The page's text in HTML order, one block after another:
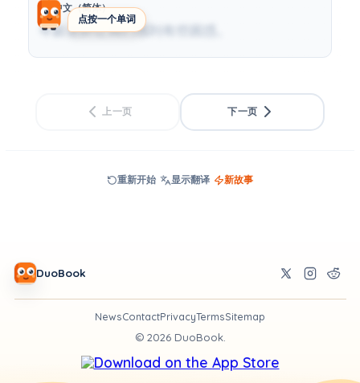
点按一个单词
中文（简体）
年龄差距让我们感到有些困惑。
上一页 下一页
重新开始 显示翻译 新故事
DuoBook
NewsContactPrivacyTermsSitemap
© 2026DuoBook.